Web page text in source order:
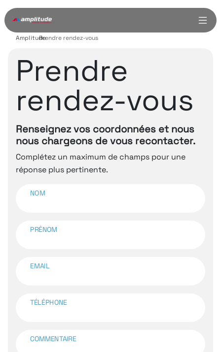
Amplitude
›
Prendre rendez-vous
Prendre
rendez-vous
Renseignez vos coordonnées et nous
nous chargeons de vous recontacter.
Complétez un maximum de champs pour une
réponse plus pertinente.
NOM
PRÉNOM
EMAIL
TÉLÉPHONE
COMMENTAIRE